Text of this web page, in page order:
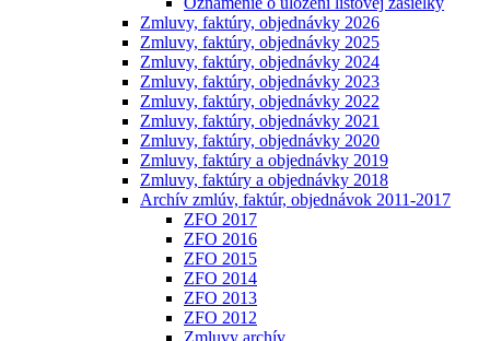
Zmluvy, faktúry, objednávky 2026
Zmluvy, faktúry, objednávky 2025
Zmluvy, faktúry, objednávky 2024
Zmluvy, faktúry, objednávky 2023
Zmluvy, faktúry, objednávky 2022
Zmluvy, faktúry, objednávky 2021
Zmluvy, faktúry, objednávky 2020
Zmluvy, faktúry a objednávky 2019
Zmluvy, faktúry a objednávky 2018
Archív zmlúv, faktúr, objednávok 2011-2017
ZFO 2017
ZFO 2016
ZFO 2015
ZFO 2014
ZFO 2013
ZFO 2012
Zmluvy archív